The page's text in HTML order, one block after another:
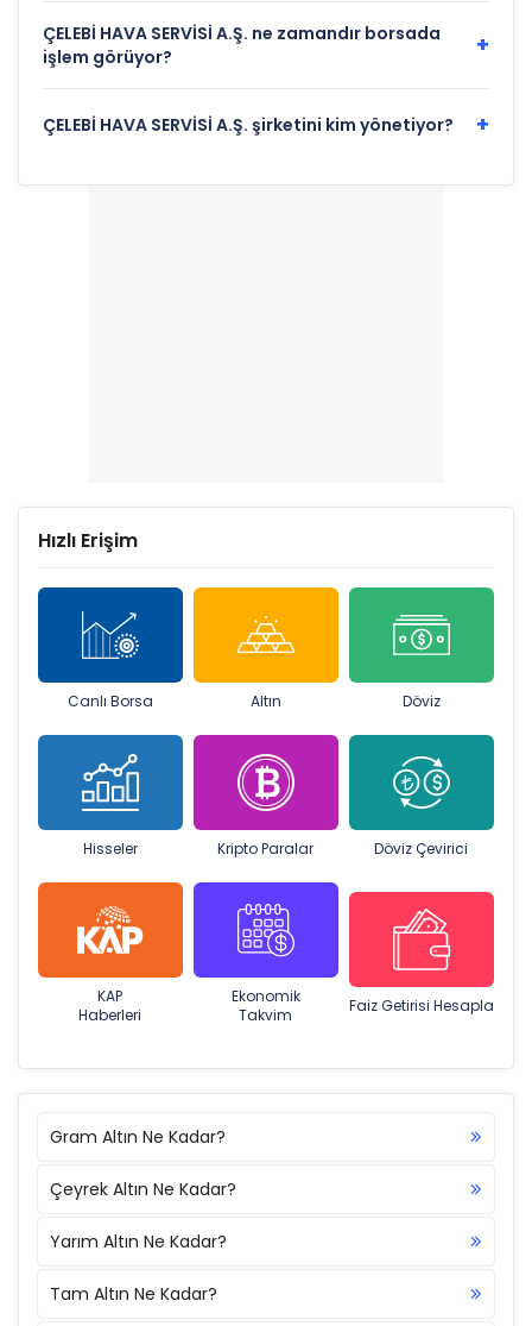
ÇELEBİ HAVA SERVİSİ A.Ş. ne zamandır borsada
işlem görüyor?
+
ÇELEBİ HAVA SERVİSİ A.Ş. şirketini kim yönetiyor? +
Hızlı Erişim
Canlı Borsa Altın Döviz
Hisseler Kripto Paralar Döviz Çevirici
KAP
Haberleri
Ekonomik
Takvim
Faiz Getirisi Hesapla
Gram Altın Ne Kadar?
Çeyrek Altın Ne Kadar?
Yarım Altın Ne Kadar?
Tam Altın Ne Kadar?